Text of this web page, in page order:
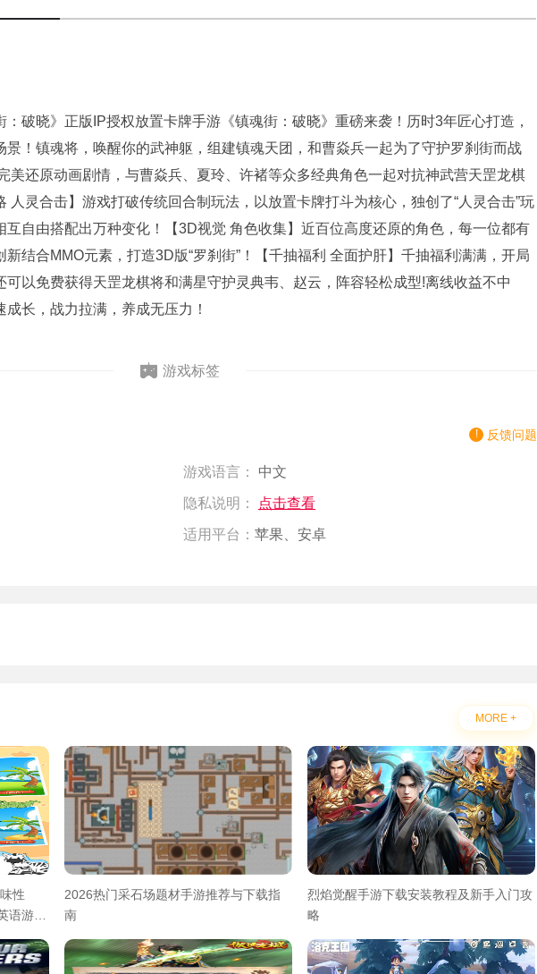
破晓》正版IP授权放置卡牌手游《镇魂街：破晓》重磅来袭！历时3年匠心打造，
景！镇魂将，唤醒你的武神躯，组建镇魂天团，和曹焱兵一起为了守护罗刹街而战
美还原动画剧情，与曹焱兵、夏玲、许褚等众多经典角色一起对抗神武营天罡龙棋
人灵合击】游戏打破传统回合制玩法，以放置卡牌打斗为核心，独创了“人灵合击”玩
互自由搭配出万种变化！【3D视觉 角色收集】近百位高度还原的角色，每一位都有
结合MMO元素，打造3D版“罗刹街”！【千抽福利 全面护肝】千抽福利满满，开局
可以免费获得天罡龙棋将和满星守护灵典韦、赵云，阵容轻松成型!离线收益不中
长，战力拉满，养成无压力！
游戏标签
反馈问题
游戏语言： 中文
隐私说明： 点击查看
适用平台： 苹果、安卓
MORE +
性
语游戏
2026热门采石场题材手游推荐与下载指
南
烈焰觉醒手游下载安装教程及新手入门攻
略